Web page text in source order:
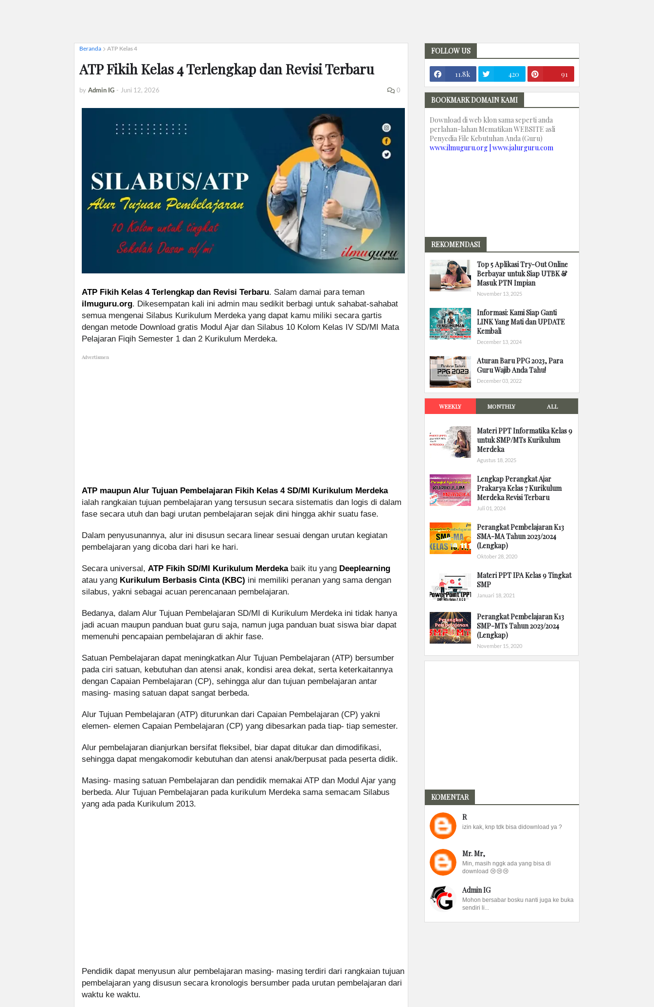
Beranda ATP Kelas 4
ATP Fikih Kelas 4 Terlengkap dan Revisi Terbaru
by Admin IG - Juni 12, 2026 0
ATP Fikih Kelas 4 Terlengkap dan Revisi Terbaru. Salam damai para teman
ilmuguru.org. Dikesempatan kali ini admin mau sedikit berbagi untuk sahabat-sahabat
semua mengenai Silabus Kurikulum Merdeka yang dapat kamu miliki secara gartis
dengan metode Download gratis Modul Ajar dan Silabus 10 Kolom Kelas IV SD/MI Mata
Pelajaran Fiqih Semester 1 dan 2 Kurikulum Merdeka.
Advertismen
ATP maupun Alur Tujuan Pembelajaran Fikih Kelas 4 SD/MI Kurikulum Merdeka
ialah rangkaian tujuan pembelajaran yang tersusun secara sistematis dan logis di dalam
fase secara utuh dan bagi urutan pembelajaran sejak dini hingga akhir suatu fase.
Dalam penyusunannya, alur ini disusun secara linear sesuai dengan urutan kegiatan
pembelajaran yang dicoba dari hari ke hari.
Secara universal, ATP Fikih SD/MI Kurikulum Merdekabaik itu yang Deeplearning
atau yang Kurikulum Berbasis Cinta (KBC) ini memiliki peranan yang sama dengan
silabus, yakni sebagai acuan perencanaan pembelajaran.
Bedanya, dalam Alur Tujuan Pembelajaran SD/MI di Kurikulum Merdeka ini tidak hanya
jadi acuan maupun panduan buat guru saja, namun juga panduan buat siswa biar dapat
memenuhi pencapaian pembelajaran di akhir fase.
Satuan Pembelajaran dapat meningkatkan Alur Tujuan Pembelajaran (ATP) bersumber
pada ciri satuan, kebutuhan dan atensi anak, kondisi area dekat, serta keterkaitannya
dengan Capaian Pembelajaran (CP), sehingga alur dan tujuan pembelajaran antar
masing- masing satuan dapat sangat berbeda.
Alur Tujuan Pembelajaran (ATP) diturunkan dari Capaian Pembelajaran (CP) yakni
elemen- elemen Capaian Pembelajaran (CP) yang dibesarkan pada tiap- tiap semester.
Alur pembelajaran dianjurkan bersifat fleksibel, biar dapat ditukar dan dimodifikasi,
sehingga dapat mengakomodir kebutuhan dan atensi anak/berpusat pada peserta didik.
Masing- masing satuan Pembelajaran dan pendidik memakai ATP dan Modul Ajar yang
berbeda. Alur Tujuan Pembelajaran pada kurikulum Merdeka sama semacam Silabus
yang ada pada Kurikulum 2013.
Pendidik dapat menyusun alur pembelajaran masing- masing terdiri dari rangkaian tujuan
pembelajaran yang disusun secara kronologis bersumber pada urutan pembelajaran dari
waktu ke waktu.
FOLLOW US
11.8k 420 91
BOOKMARK DOMAIN KAMI
Download di web klon sama seperti anda
perlahan-lahan Mematikan WEBSITE asli
Penyedia File Kebutuhan Anda (Guru)
www.ilmuguru.org | www.jalurguru.com
REKOMENDASI
Top 5 Aplikasi Try-Out Online
Berbayar untuk Siap UTBK &
Masuk PTN Impian
November 13, 2025
Informasi: Kami Siap Ganti
LINK Yang Mati dan UPDATE
Kembali
December 13, 2024
Aturan Baru PPG 2023, Para
Guru Wajib Anda Tahu!
December 03, 2022
WEEKLY MONTHLY ALL
Materi PPT Informatika Kelas 9
untuk SMP/MTs Kurikulum
Merdeka
Agustus 18, 2025
Lengkap Perangkat Ajar
Prakarya Kelas 7 Kurikulum
Merdeka Revisi Terbaru
Juli 01, 2024
Perangkat Pembelajaran K13
SMA-MA Tahun 2023/2024
(Lengkap)
Oktober 28, 2020
Materi PPT IPA Kelas 9 Tingkat
SMP
Januari 18, 2021
Perangkat Pembelajaran K13
SMP-MTs Tahun 2023/2024
(Lengkap)
November 15, 2020
KOMENTAR
R
izin kak, knp tdk bisa didownload ya ?
Mr. Mr,
Min, masih nggk ada yang bisa di
download 😢😢😢
Admin IG
Mohon bersabar bosku nanti juga ke buka
sendiri li...